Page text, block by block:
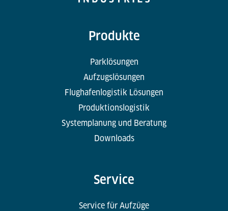
Produkte
Parklösungen
Aufzugslösungen
Flughafenlogistik Lösungen
Produktionslogistik
Systemplanung und Beratung
Downloads
Service
Service für Aufzüge